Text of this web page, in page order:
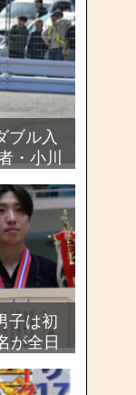
ブル入
・小川
子は初
が全日
生剣道